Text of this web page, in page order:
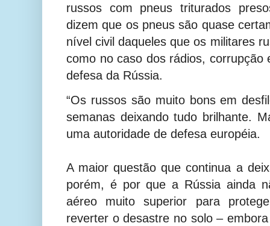
russos com pneus triturados
dizem que os pneus são quase
nível civil daqueles que os militares
como no caso dos rádios, corrupção
defesa da Rússia.
“Os russos são muito bons em
semanas deixando tudo brilhante.
uma autoridade de defesa européia.
A maior questão que continua a
porém, é por que a Rússia ainda
aéreo muito superior para
reverter o desastre no solo –